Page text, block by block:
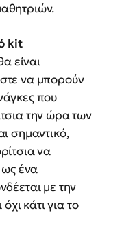
kit
είναι
να μπορούν
που
την ώρα των
σημαντικό,
να
ως ένα
με την
κάτι για το